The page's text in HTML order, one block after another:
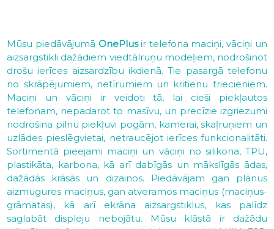
Mūsu piedāvājumā OnePlusir telefona maciņi, vāciņi un
aizsargstikli dažādiem viedtālruņu modeļiem, nodrošinot
drošu ierīces aizsardzību ikdienā. Tie pasargā telefonu
no skrāpējumiem, netīrumiem un kritienu triecieniem.
Maciņi un vāciņi ir veidoti tā, lai cieši piekļautos
telefonam, nepadarot to masīvu, un precīzie izgriezumi
nodrošina pilnu piekļuvi pogām, kamerai, skaļruņiem un
uzlādes pieslēgvietai, netraucējot ierīces funkcionalitāti.
Sortimentā pieejami maciņi un vāciņi no silikona, TPU,
plastikāta, karbona, kā arī dabīgās un mākslīgās ādas,
dažādās krāsās un dizainos. Piedāvājam gan plānus
aizmugures maciņus, gan atveramos maciņus (maciņus-
grāmatas), kā arī ekrāna aizsargstiklus, kas palīdz
saglabāt displeju nebojātu. Mūsu klāstā ir dažādu